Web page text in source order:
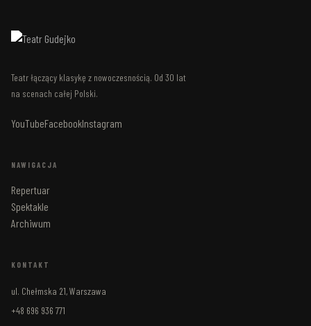
Teatr łączący klasykę z nowoczesnością. Od 30 lat
na scenach całej Polski.
YouTubeFacebookInstagram
NAWIGACJA
Repertuar
Spektakle
Archiwum
KONTAKT
ul. Chełmska 21, Warszawa
+48 696 936 771